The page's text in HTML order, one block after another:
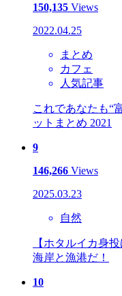
150,135 Views
2022.04.25
まとめ
カフェ
人気記事
これであなたも“
ットまとめ 2021
9
146,266 Views
2025.03.23
自然
【ホタルイカ身
海岸と漁港だ！
10